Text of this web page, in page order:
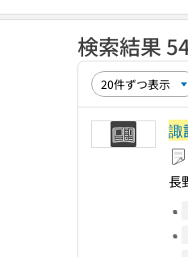
検索結果
諏
長
こ